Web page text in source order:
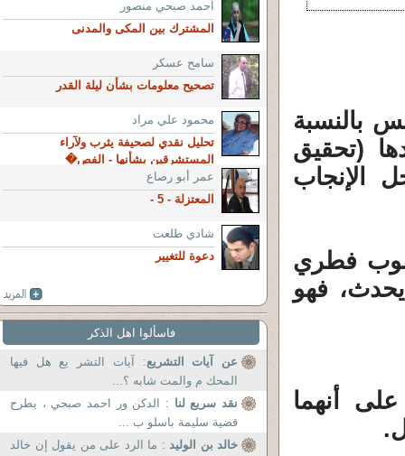
بالنسبة
(تحقيق
الإنجاب
فطري
فهو
أنهما
آحمد صبحي منصور
المشترك بين المكى والمدنى
سامح عسكر
تصحيح معلومات بشأن ليلة القدر
محمود علي مراد
تحليل نقدي لصحيفة يثرب ولآراء
المستشرقين بشأنها - الفص�
عمر أبو رصاع
المعتزلة - 5 -
شادي طلعت
دعوة للتغيير
فاسألوا اهل الذكر
عن آيات التشريع: آيات التشر يع هل فيها
المحك م والمت شابه ؟...
نقد سريع لنا : الدكن ور احمد صبحي ، يطرح
قضية سليمة باسلو ب ...
خالد بن الوليد : ما الرد على من يقول إن خالد